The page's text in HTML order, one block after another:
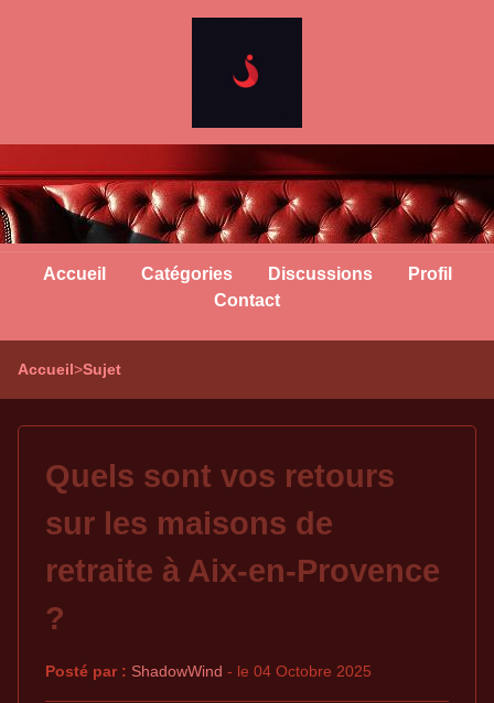
Accueil Catégories Discussions
Profil
Contact
Accueil>Sujet
Quels sont vos retours
sur les maisons de
retraite à Aix-en-Provence
?
Posté par : ShadowWind - le 04 Octobre 2025